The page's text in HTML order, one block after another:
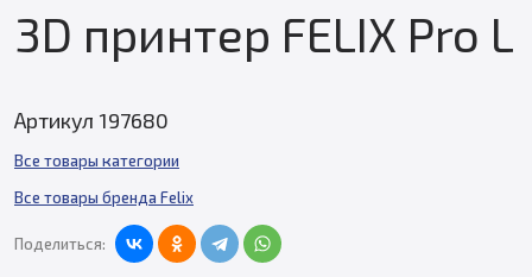
3D принтер FELIX Pro L
Артикул 197680
Все товары категории
Все товары бренда Felix
Поделиться: